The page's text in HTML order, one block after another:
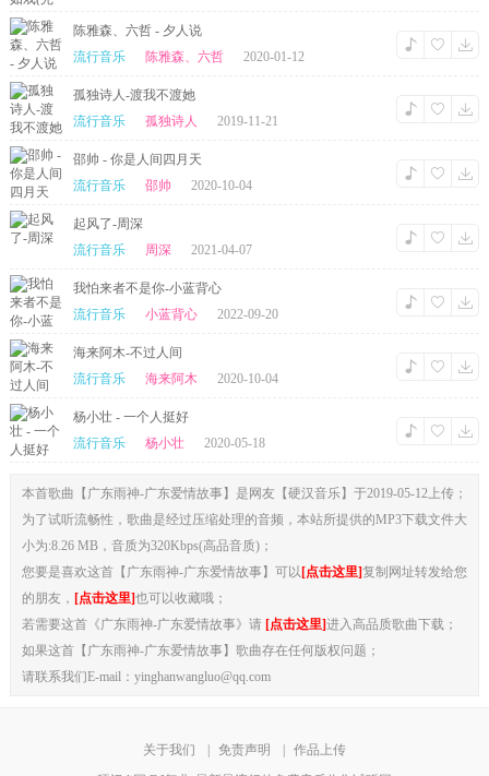
陈雅森、六哲 - 夕人说
流行音乐
陈雅森、六哲 2020-01-12
孤独诗人-渡我不渡她
流行音乐
孤独诗人 2019-11-21
邵帅 - 你是人间四月天
流行音乐
邵帅 2020-10-04
起风了-周深
流行音乐
周深 2021-04-07
我怕来者不是你-小蓝背心
流行音乐
小蓝背心 2022-09-20
海来阿木-不过人间
流行音乐
海来阿木 2020-10-04
杨小壮 - 一个人挺好
流行音乐
杨小壮 2020-05-18
本首歌曲【广东雨神-广东爱情故事】是网友【硬汉音乐】于2019-05-12上传；
为了试听流畅性，歌曲是经过压缩处理的音频，本站所提供的MP3下载文件大
小为:8.26 MB，音质为320Kbps(高品音质)；
您要是喜欢这首【广东雨神-广东爱情故事】可以 [点击这里]复制网址转发给您
的朋友， [点击这里]也可以收藏哦；
若需要这首《广东雨神-广东爱情故事》请 [点击这里]进入高品质歌曲下载；
如果这首【广东雨神-广东爱情故事】歌曲存在任何版权问题；
请联系我们E-mail：yinghanwangluo@qq.com
关于我们 免责声明
作品上传